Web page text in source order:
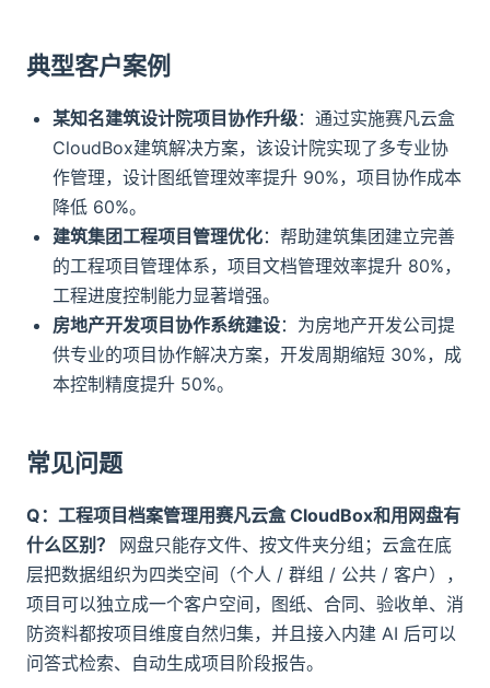
典型客户案例
某知名建筑设计院项目协作升级：通过实施赛凡云盒
CloudBox建筑解决方案，该设计院实现了多专业协
作管理，设计图纸管理效率提升 90%，项目协作成本
降低 60%。
建筑集团工程项目管理优化：帮助建筑集团建立完善
的工程项目管理体系，项目文档管理效率提升 80%，
工程进度控制能力显著增强。
房地产开发项目协作系统建设：为房地产开发公司提
供专业的项目协作解决方案，开发周期缩短 30%，成
本控制精度提升 50%。
常见问题
Q：工程项目档案管理用赛凡云盒 CloudBox和用网盘有
什么区别？
网盘只能存文件、按文件夹分组；云盒在底
层把数据组织为四类空间（个人 / 群组 / 公共 / 客户），
项目可以独立成一个客户空间，图纸、合同、验收单、消
防资料都按项目维度自然归集，并且接入内建 AI 后可以
问答式检索、自动生成项目阶段报告。